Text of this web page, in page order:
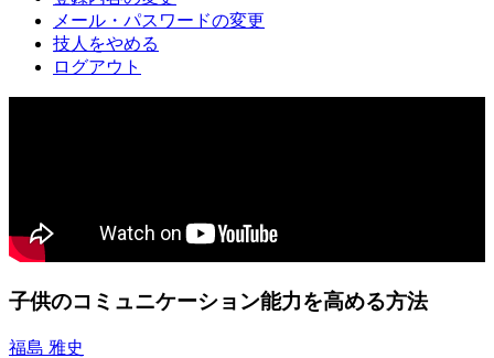
メール・パスワードの変更
技人をやめる
ログアウト
子供のコミュニケーション能力を高める方法
福島 雅史